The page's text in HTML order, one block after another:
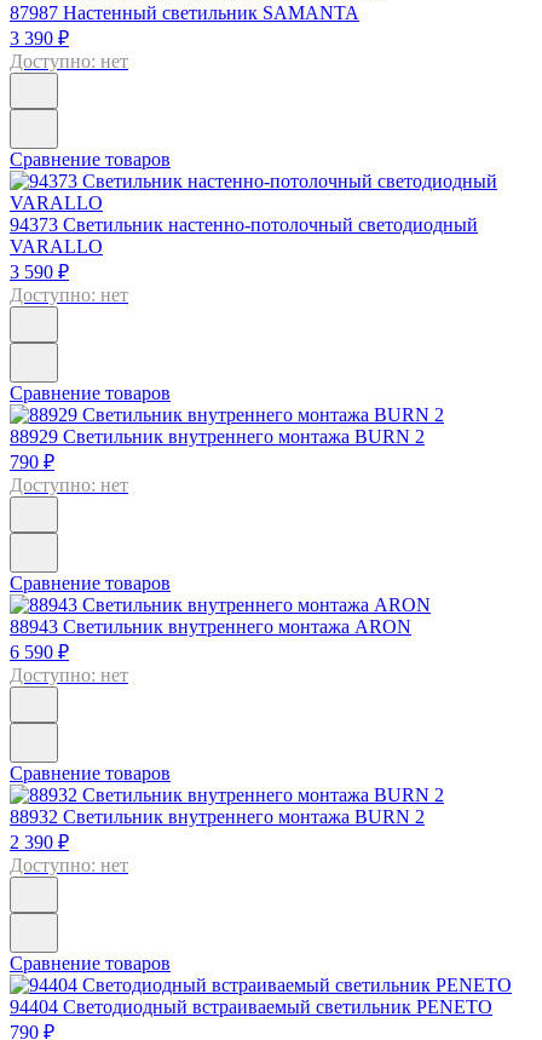
87987 Настенный светильник SAMANTA
3 390 ₽
Доступно: нет
Сравнение товаров
94373 Светильник настенно-потолочный светодиодный
VARALLO
3 590 ₽
Доступно: нет
Сравнение товаров
88929 Светильник внутреннего монтажа BURN 2
790 ₽
Доступно: нет
Сравнение товаров
88943 Светильник внутреннего монтажа ARON
6 590 ₽
Доступно: нет
Сравнение товаров
88932 Светильник внутреннего монтажа BURN 2
2 390 ₽
Доступно: нет
Сравнение товаров
94404 Светодиодный встраиваемый светильник PENETO
790 ₽